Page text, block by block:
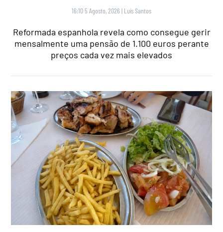
16:10 5 Agosto, 2026 | Luís Santos
Reformada espanhola revela como consegue gerir
mensalmente uma pensão de 1.100 euros perante
preços cada vez mais elevados